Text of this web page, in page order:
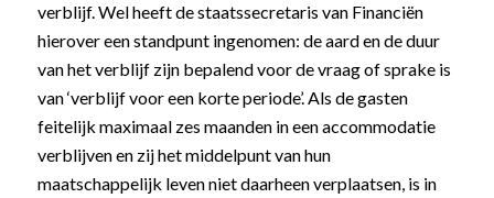
verblijf. Wel heeft de staatssecretaris van Financiën
hierover een standpunt ingenomen: de aard en de duur
van het verblijf zijn bepalend voor de vraag of sprake is
van ‘verblijf voor een korte periode’. Als de gasten
feitelijk maximaal zes maanden in een accommodatie
verblijven en zij het middelpunt van hun
maatschappelijk leven niet daarheen verplaatsen, is in